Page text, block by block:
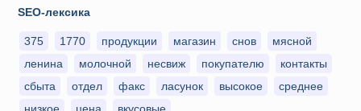
SEO-лексика
375 1770 продукции магазин снов
мясной
ленина
молочной несвиж покупателю
контакты
сбыта
отдел факс ласунок высокое
среднее